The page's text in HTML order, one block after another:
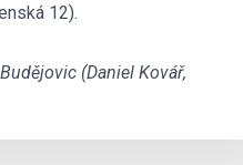
12).
(Daniel Kovář,